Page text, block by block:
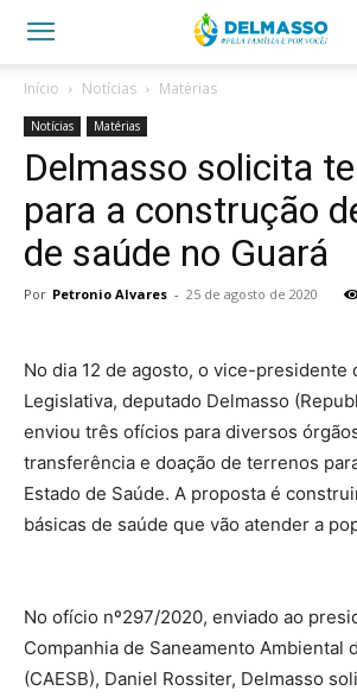
Início Notícias Matérias
Notícias Matérias
Delmasso solicita
para a construção
de saúde no Guará
Por Petronio Alvares - 25 de agosto de 2020
No dia 12 de agosto, o vice-presidente
Legislativa, deputado Delmasso
enviou três ofícios para diversos
transferência e doação de terrenos
Estado de Saúde. A proposta é
básicas de saúde que vão atender a
No ofício nº297/2020, enviado ao
Companhia de Saneamento Ambiental
(CAESB), Daniel Rossiter, Delmasso